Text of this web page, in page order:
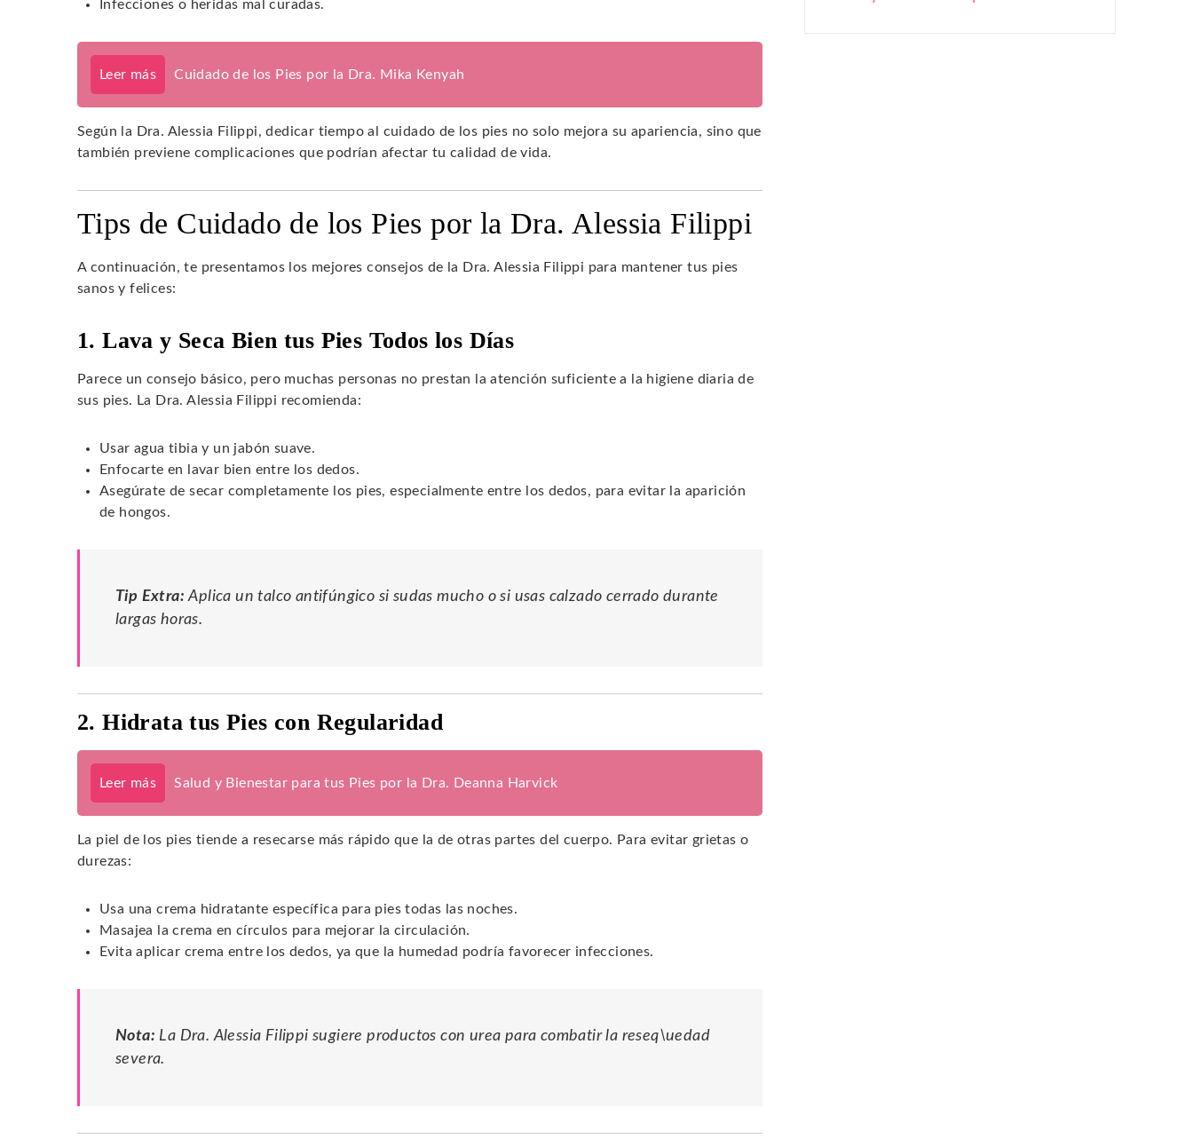
Infecciones o heridas mal curadas.
Leer más Cuidado de los Pies por la Dra. Mika Kenyah
Según la Dra. Alessia Filippi, dedicar tiempo al cuidado de los pies no solo mejora su apariencia, sino que
también previene complicaciones que podrían afectar tu calidad de vida.
Tips de Cuidado de los Pies por la Dra. Alessia Filippi
A continuación, te presentamos los mejores consejos de la Dra. Alessia Filippi para mantener tus pies
sanos y felices:
1. Lava y Seca Bien tus Pies Todos los Días
Parece un consejo básico, pero muchas personas no prestan la atención suficiente a la higiene diaria de
sus pies. La Dra. Alessia Filippi recomienda:
Usar agua tibia y un jabón suave.
Enfocarte en lavar bien entre los dedos.
Asegúrate de secar completamente los pies, especialmente entre los dedos, para evitar la aparición
de hongos.
Tip Extra: Aplica un talco antifúngico si sudas mucho o si usas calzado cerrado durante
largas horas.
2. Hidrata tus Pies con Regularidad
Leer más Salud y Bienestar para tus Pies por la Dra. Deanna Harvick
La piel de los pies tiende a resecarse más rápido que la de otras partes del cuerpo. Para evitar grietas o
durezas:
Usa una crema hidratante específica para pies todas las noches.
Masajea la crema en círculos para mejorar la circulación.
Evita aplicar crema entre los dedos, ya que la humedad podría favorecer infecciones.
Nota: La Dra. Alessia Filippi sugiere productos con urea para combatir la reseq\uedad
severa.